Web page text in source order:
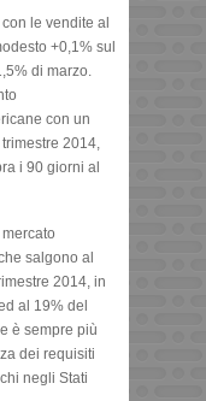
le vendite al
+0,1% sul
di marzo.
con un
2014,
i 90 giorni al
salgono al
2014, in
al 19% del
è sempre più
dei requisiti
negli Stati